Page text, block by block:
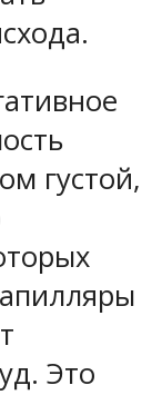
густой,
Это